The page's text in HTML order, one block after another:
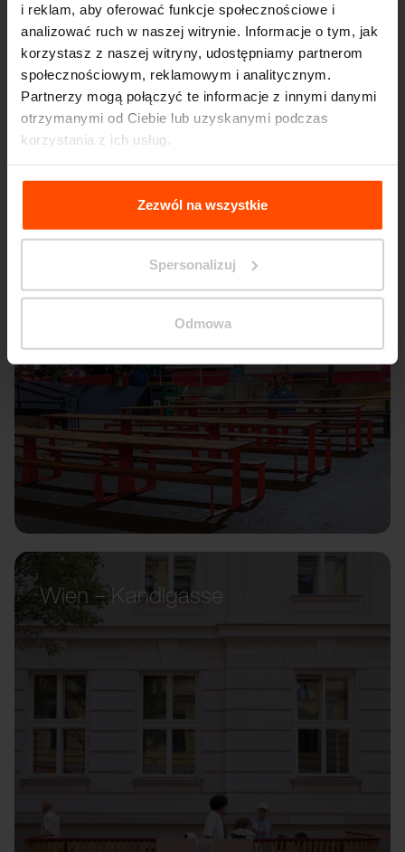
i reklam, aby oferować funkcje społecznościowe i
analizować ruch w naszej witrynie. Informacje o tym, jak
korzystasz z naszej witryny, udostępniamy partnerom
społecznościowym, reklamowym i analitycznym.
Partnerzy mogą połączyć te informacje z innymi danymi
otrzymanymi od Ciebie lub uzyskanymi podczas
korzystania z ich usług.
Więcej informacji można znaleźć na stroniePrinciples
Relating to the Processing Personal Data
Zezwól na wszystkie
Spersonalizuj
Odmowa
Seattle – Popup park
Wien – Kandlgasse